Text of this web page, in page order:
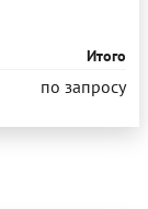
Итого
по запросу